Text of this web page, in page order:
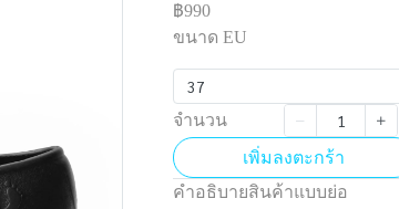
฿990
ขนาด EU
37
จำนวน
เพิ่มลงตะกร้า
คำอธิบายสินค้าแบบย่อ